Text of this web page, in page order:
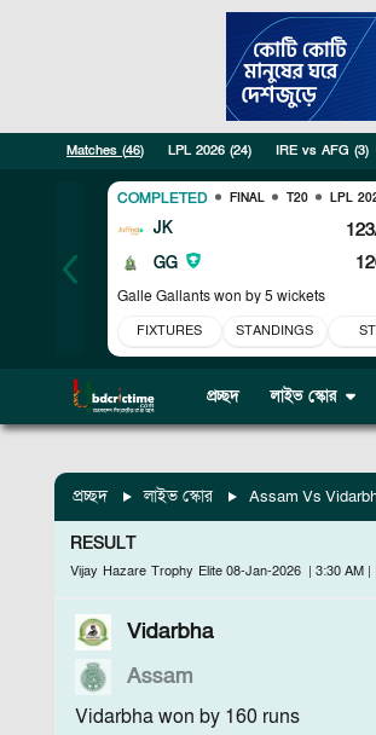
Matches (46) LPL 2026 (24) IRE vs AFG (3)
COMPLETED FINAL T20 LPL
JK
GG
Galle Gallants won by 5 wickets
FIXTURES STANDINGS
প্রচ্ছদ লাইভ স্কোর
প্রচ্ছদ লাইভ স্কোর Assam Vs
RESULT
Vijay Hazare Trophy Elite 08-Jan-2026 | 3:30 AM |
Vidarbha
Assam
Vidarbha won by 160 runs